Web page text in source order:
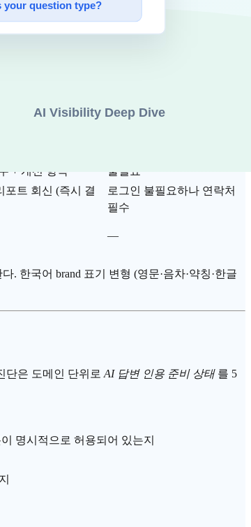
로그인
+ 개선 항목
불필요
트 회신 (즉시 결
로그인 불필요하나 연락처
필수
—
. 한국어 brand 표기 변형 (영문·음차·약칭·한글
단은 도메인 단위로 AI 답변 인용 준비 상태를 5
이 명시적으로 허용되어 있는지